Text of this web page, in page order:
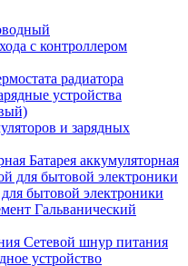
с контроллером
радиатора
устройства
и зарядных
Батарея аккумуляторная
бытовой электроники
Гальванический
Сетевой шнур питания